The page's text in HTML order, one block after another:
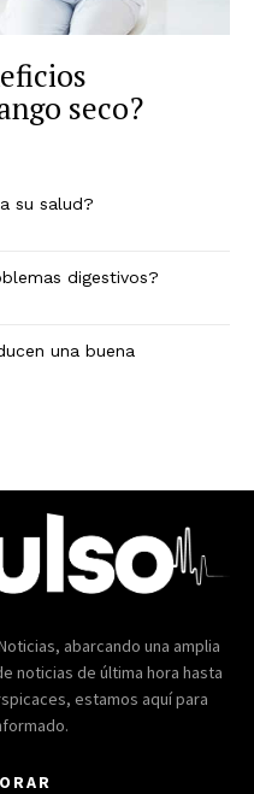
seco?
su salud?
digestivos?
una buena
abarcando una amplia
noticias de última hora hasta
estamos aquí para